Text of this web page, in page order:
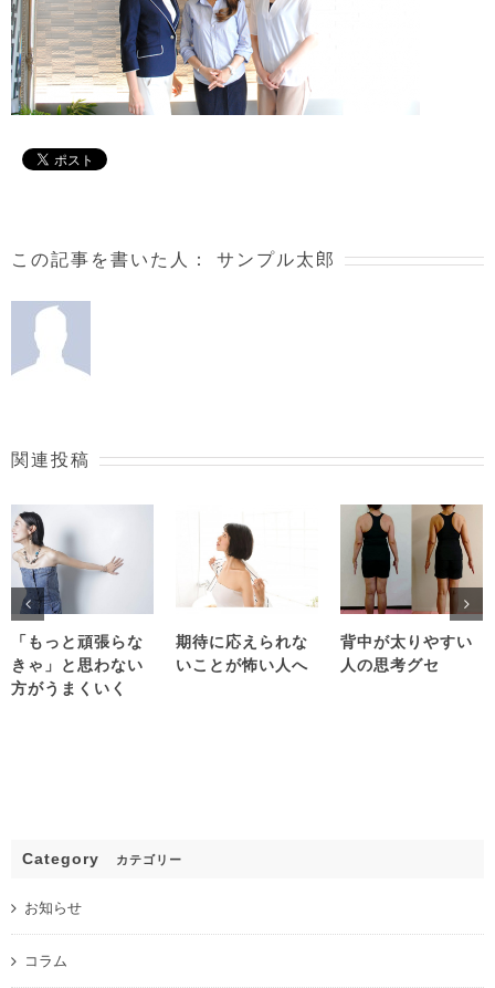
この記事を書いた人： サンプル太郎
関連投稿
「もっと頑張らな
きゃ」と思わない
方がうまくいく
期待に応えられな
いことが怖い人へ
背中が太りやすい
人の思考グセ
Category カテゴリー
お知らせ
コラム